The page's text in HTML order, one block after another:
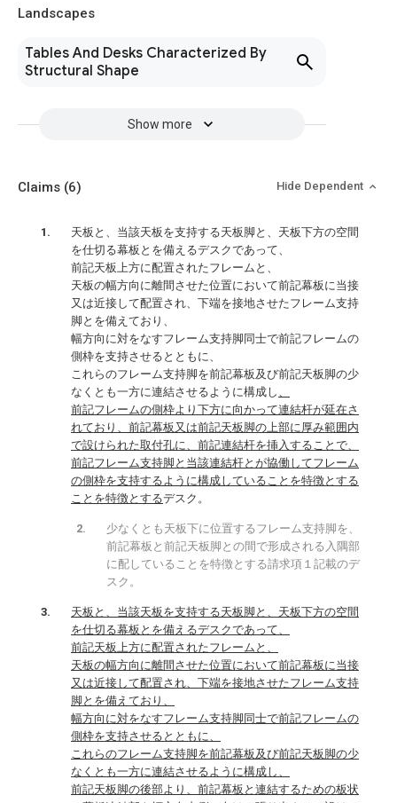
Landscapes
Tables And Desks Characterized By
Structural Shape
Show more
Claims (6) Hide Dependent
天板と、当該天板を支持する天板脚と、天板下方の空間
を仕切る幕板とを備えるデスクであって、
前記天板上方に配置されたフレームと、
天板の幅方向に離間させた位置において前記幕板に当接
又は近接して配置され、下端を接地させたフレーム支持
脚とを備えており、
幅方向に対をなすフレーム支持脚同士で前記フレームの
側枠を支持させるとともに、
これらのフレーム支持脚を前記幕板及び前記天板脚の少
なくとも一方に連結させるように構成し 、
前記フレームの側枠より下方に向かって連結杆が延在さ
れており、前記幕板又は前記天板脚の上部に厚み範囲内
で設けられた取付孔に、前記連結杆を挿入することで、
前記フレーム支持脚と当該連結杆とが協働してフレーム
の側枠を支持するように構成していることを特徴とする
ことを特徴とするデスク。
少なくとも天板下に位置するフレーム支持脚を、
前記幕板と前記天板脚との間で形成される入隅部
に配していることを特徴とする請求項１記載のデ
スク。
天板と、当該天板を支持する天板脚と、天板下方の空間
を仕切る幕板とを備えるデスクであって、
前記天板上方に配置されたフレームと、
天板の幅方向に離間させた位置において前記幕板に当接
又は近接して配置され、下端を接地させたフレーム支持
脚とを備えており、
幅方向に対をなすフレーム支持脚同士で前記フレームの
側枠を支持させるとともに、
これらのフレーム支持脚を前記幕板及び前記天板脚の少
なくとも一方に連結させるように構成し、
前記天板脚の後部より、前記幕板と連結するための板状